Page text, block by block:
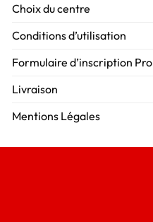
Choix du centre
Conditions d’utilisation
Formulaire d’inscription Pro
Livraison
Mentions Légales